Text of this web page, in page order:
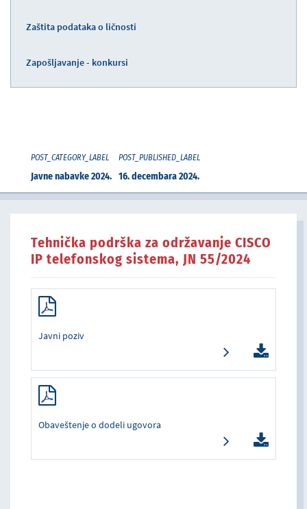
Zaštita podataka o ličnosti
Zapošljavanje - konkursi
POST_CATEGORY_LABEL
Javne nabavke 2024.
POST_PUBLISHED_LABEL
16. decembara 2024.
Tehnička podrška za održavanje CISCO
IP telefonskog sistema, JN 55/2024
Javni poziv
Obaveštenje o dodeli ugovora